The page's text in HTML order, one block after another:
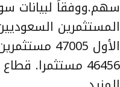
سهم.ووفقاً لبيانات
المستثمرين
الأول
46456 مستثمرا. قطاع العقارات وبناءً على …